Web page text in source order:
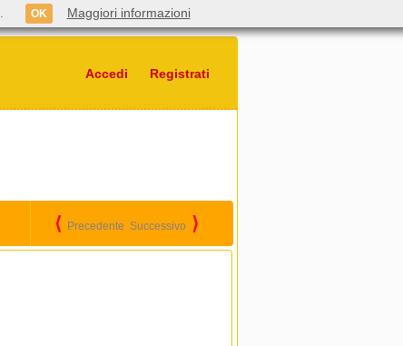
Accedi Registrati
⟨ Precedente Successivo ⟩
OK Maggiori informazioni